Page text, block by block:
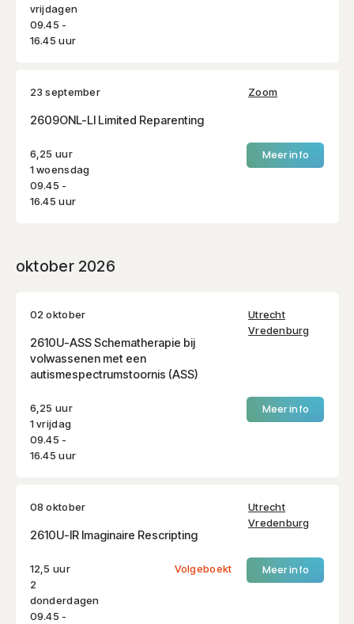
vrijdagen
09.45 -
16.45 uur
23 september Zoom
2609ONL-LI Limited Reparenting
6,25 uur
1 woensdag
09.45 -
16.45 uur
Meer info
oktober 2026
02 oktober
Utrecht
Vredenburg
2610U-ASS Schematherapie bij
volwassenen met een
autismespectrumstoornis (ASS)
6,25 uur
1 vrijdag
09.45 -
16.45 uur
Meer info
08 oktober
Utrecht
Vredenburg
2610U-IR Imaginaire Rescripting
12,5 uur
2
donderdagen
09.45 -
Meer info
Volgeboekt